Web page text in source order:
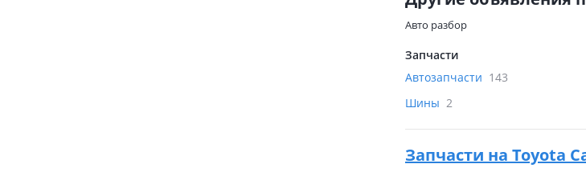
Авто разбор
Запчасти
Автозапчасти 143
Шины 2
Запчасти на Toyota